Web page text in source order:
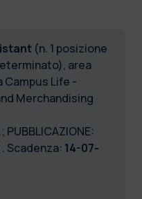
(n. 1 posizione
area
Campus Life -
Merchandising
.; PUBBLICAZIONE:
. Scadenza: 14-07-